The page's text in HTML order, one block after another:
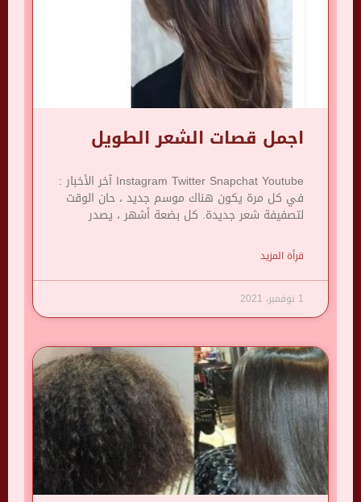
اجمل قصات الشعر الطويل
Instagram Twitter Snapchat Youtube آخر الأخبار :
في كل مرة يكون هناك موسم جديد ، حان الوقت
لتصفيفة شعر جديدة. كل بضعة أشهر ، يصدر
قرأة المزيد
1 نوفمبر، 2021